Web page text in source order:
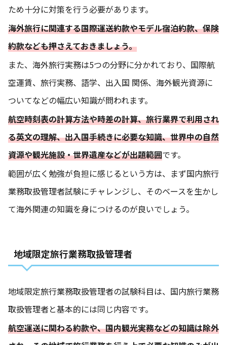
ため十分に対策を行う必要があります。
海外旅行に関連する国際運送約款やモデル宿泊約款、保険
約款なども押さえておきましょう。
また、海外旅行実務は5つの分野に分かれており、国際航
空運賃、旅行実務、語学、出入国 関係、海外観光資源に
ついてなどの幅広い知識が問われます。
航空時刻表の計算方法や時差の計算、旅行業界で利用され
る英文の理解、出入国手続きに必要な知識、世界中の自然
資源や観光施設・世界遺産などが出題範囲です。
範囲が広く勉強が負担に感じるという方は、まず国内旅行
業務取扱管理者試験にチャレンジし、そのベースを生かし
て海外関連の知識を身につけるのが良いでしょう。
地域限定旅行業務取扱管理者
地域限定旅行業務取扱管理者の試験科目は、国内旅行業務
取扱管理者と基本的には同じ内容です。
航空運送に関わる約款や、国内観光実務などの知識は除外